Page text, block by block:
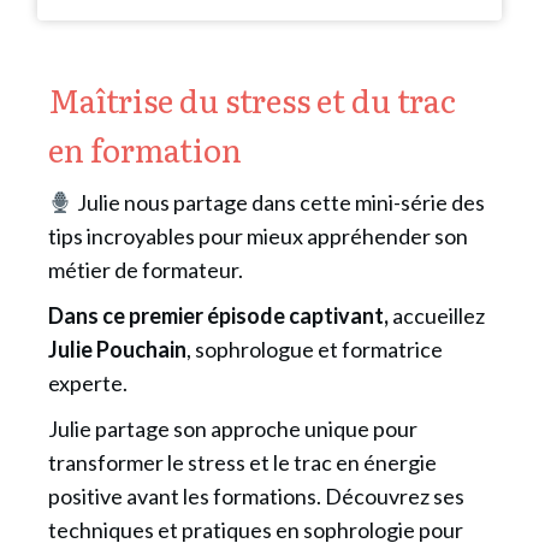
Maîtrise du stress et du trac
en formation
Julie nous partage dans cette mini-série des
tips incroyables pour mieux appréhender son
métier de formateur.
Dans ce premier épisode captivant,accueillez
Julie Pouchain, sophrologue et formatrice
experte.
Julie partage son approche unique pour
transformer le stress et le trac en énergie
positive avant les formations. Découvrez ses
techniques et pratiques en sophrologie pour